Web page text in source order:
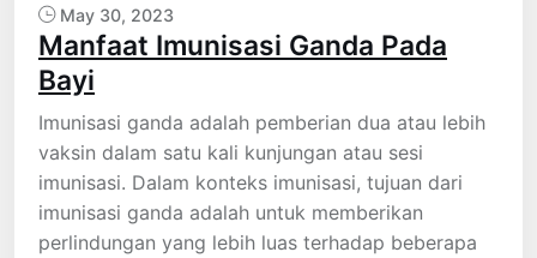
May 30, 2023
Manfaat Imunisasi Ganda Pada
Bayi
Imunisasi ganda adalah pemberian dua atau lebih
vaksin dalam satu kali kunjungan atau sesi
imunisasi. Dalam konteks imunisasi, tujuan dari
imunisasi ganda adalah untuk memberikan
perlindungan yang lebih luas terhadap beberapa